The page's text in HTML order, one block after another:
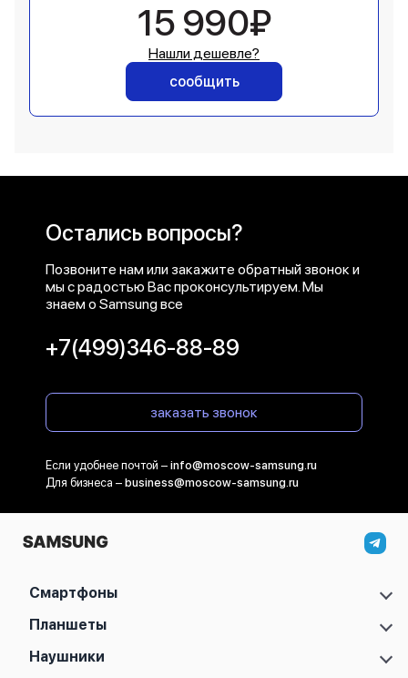
15 990₽
Нашли дешевле?
сообщить
Остались вопросы?
Позвоните нам или закажите обратный звонок и
мы с радостью Вас проконсультируем. Мы
знаем о Samsung все
+7(499)346-88-89
заказать звонок
Если удобнее почтой – info@moscow-samsung.ru
Для бизнеса – business@moscow-samsung.ru
Смартфоны
Samsung Galaxy S
Samsung Galaxy Z
Планшеты
Samsung Galaxy Tab A11
Наушники